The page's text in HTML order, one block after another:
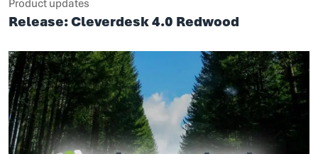
Product updates
Release: Cleverdesk 4.0 Redwood